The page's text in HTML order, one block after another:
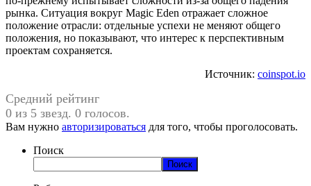
рынка. Ситуация вокруг Magic Eden отражает сложное
положение отрасли: отдельные успехи не меняют общего
положения, но показывают, что интерес к перспективным
проектам сохраняется.
Источник: coinspot.io
Средний рейтинг
0 из 5 звезд. 0 голосов.
Вам нужно авторизироваться для того, чтобы проголосовать.
Поиск
Поиск